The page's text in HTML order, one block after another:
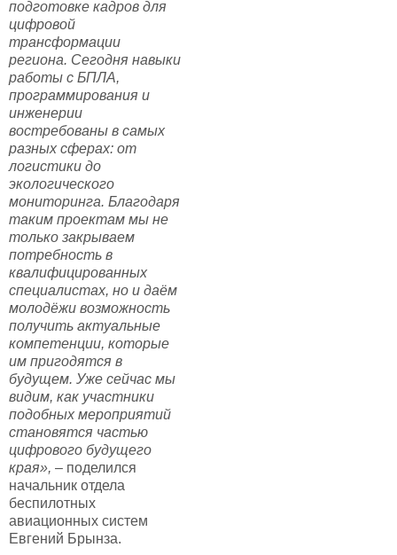
подготовке кадров для
цифровой
трансформации
региона. Сегодня навыки
работы с БПЛА,
программирования и
инженерии
востребованы в самых
разных сферах: от
логистики до
экологического
мониторинга. Благодаря
таким проектам мы не
только закрываем
потребность в
квалифицированных
специалистах, но и даём
молодёжи возможность
получить актуальные
компетенции, которые
им пригодятся в
будущем. Уже сейчас мы
видим, как участники
подобных мероприятий
становятся частью
цифрового будущего
края», – поделился
начальник отдела
беспилотных
авиационных систем
Евгений Брынза.